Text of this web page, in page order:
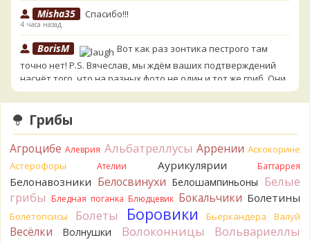
Misha35 Спасибо!!!
4 часа назад
BorisM
Вот как раз зонтика пестрого там
точно нет! P.S. Вячеслав, мы ждём ваших подтверждений
насчёт того, что на разных фото не один и тот же гриб. Они
и по виду разные, а не просто разные экземпляры. Но
хорошо было бы упорядочить это с вашим участием.
Разные грибы нужно разнести по разным вопросам!
4 часа назад
BorisM Однозначно польский!
4 часа назад
BorisM
Николай, дайте уточнение насчёт изменения
цвета гриба на срезе. Без этой информации до конца
сложно выбрать между жёлтым и собачьим груздями!
Грибы
Агроцибе Алеврия Альбатреллусы Аррении Аскокорине
Астерофоры
Ателии Аурикулярии Баттаррея
Белонавозники Белосвинухи Белошампиньоны Белые
грибы Бледная поганка Блюдцевик Бокальчики Болетины
Болетопсисы Болеты Боровики Бьеркандера Валуй
Весёлки Волнушки Волоконницы Вольвариеллы